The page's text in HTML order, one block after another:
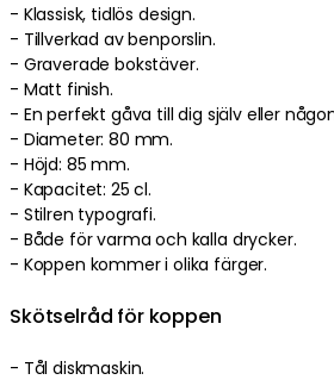
- Klassisk, tidlös design.
- Tillverkad av benporslin.
- Graverade bokstäver.
- Matt finish.
- En perfekt gåva till dig själv eller
- Diameter: 80 mm.
- Höjd: 85 mm.
- Kapacitet: 25 cl.
- Stilren typografi.
- Både för varma och kalla drycker.
- Koppen kommer i olika färger.
Skötselråd för koppen
- Tål diskmaskin.